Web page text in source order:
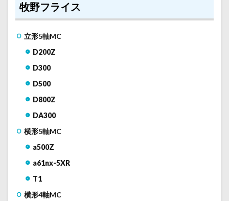
牧野フライス
立形5軸MC
D200Z
D300
D500
D800Z
DA300
横形5軸MC
a500Z
a61nx-5XR
T1
横形4軸MC